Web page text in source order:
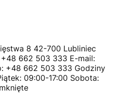
8 42-700 Lubliniec
+48 662 503 333 E-mail:
+48 662 503 333 Godziny
09:00-17:00 Sobota: